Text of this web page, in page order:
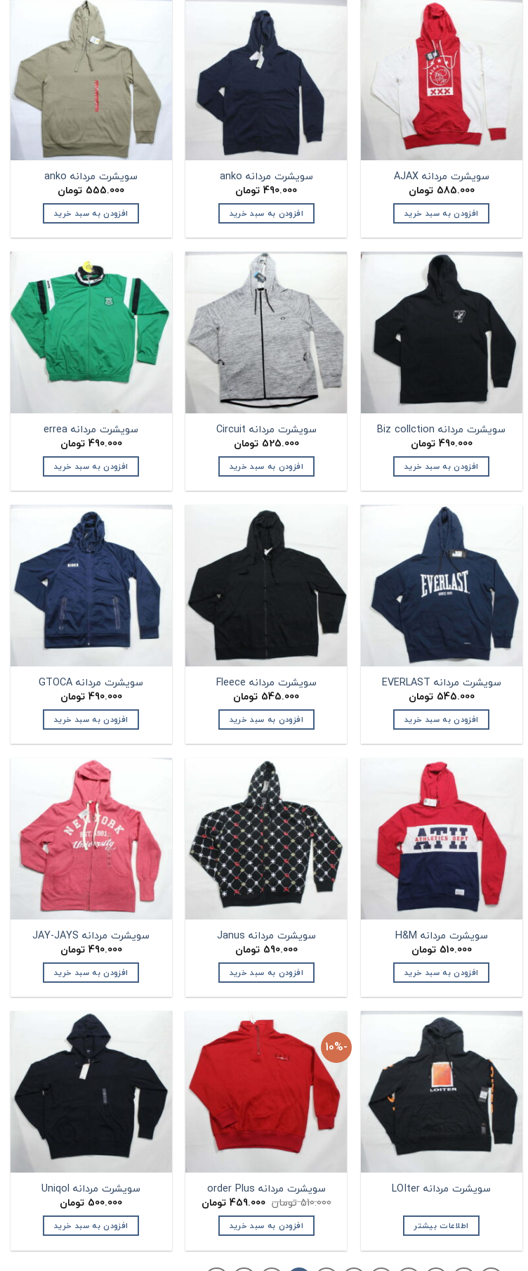
سویشرت مردانه AJAX
585.000 تومان
افزودن به سبد خرید
سویشرت مردانه anko
490.000 تومان
افزودن به سبد خرید
سویشرت مردانه anko
555.000 تومان
افزودن به سبد خرید
سویشرت مردانه Biz collction
490.000 تومان
افزودن به سبد خرید
سویشرت مردانه Circuit
525.000 تومان
افزودن به سبد خرید
سویشرت مردانه errea
490.000 تومان
افزودن به سبد خرید
سویشرت مردانه EVERLAST
545.000 تومان
افزودن به سبد خرید
سویشرت مردانه Fleece
545.000 تومان
افزودن به سبد خرید
سویشرت مردانه GTOCA
490.000 تومان
افزودن به سبد خرید
سویشرت مردانه H&M
510.000 تومان
افزودن به سبد خرید
سویشرت مردانه Janus
590.000 تومان
افزودن به سبد خرید
سویشرت مردانه JAY-JAYS
490.000 تومان
افزودن به سبد خرید
سویشرت مردانه LOIter
اطلاعات بیشتر
-10%
سویشرت مردانه order Plus
510.000 تومان قیمت
اصلی:
510.000 تومان
بود.
459.000 تومان
افزودن به سبد خرید
سویشرت مردانه Uniqol
500.000 تومان
افزودن به سبد خرید